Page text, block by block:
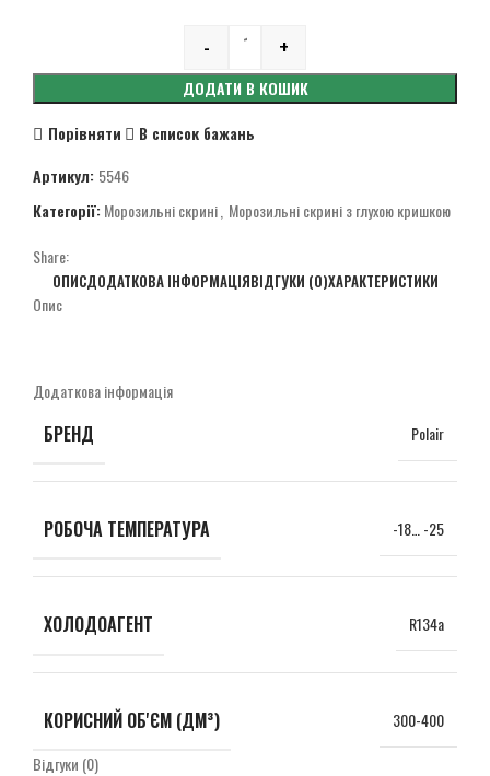
Quantity
- +
ДОДАТИ В КОШИК
Порівняти
В список бажань
Артикул: 5546
Категорії: Морозильні скрині Морозильні скрині з глухою кришкою
Share:
ОПИСДОДАТКОВА ІНФОРМАЦІЯВІДГУКИ (0)ХАРАКТЕРИСТИКИ
Опис
Додаткова інформація
БРЕНД Polair
РОБОЧА ТЕМПЕРАТУРА -18… -25
ХОЛОДОАГЕНТ R134a
КОРИСНИЙ ОБ'ЄМ (ДМ³)
300-400
Відгуки (0)